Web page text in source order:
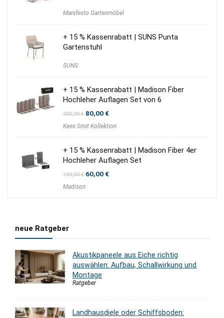
Manifesto Gartenmöbel
+ 15 % Kassenrabatt | SUNS Punta
Gartenstuhl
SUNS
+ 15 % Kassenrabatt | Madison Fiber
Hochleher Auflagen Set von 6
280,00€ Ursprünglicher
war:
80,00€Aktueller
ist:
Kees Smit Kollektion
+ 15 % Kassenrabatt | Madison Fiber 4er
Hochleher Auflagen Set
190,00€ Ursprünglicher
war:
60,00€Aktueller
Madison
neue Ratgeber
Akustikpaneele aus Eiche richtig
auswählen: Aufbau, Schallwirkung und
Montage
Ratgeber
Landhausdiele oder Schiffsboden: